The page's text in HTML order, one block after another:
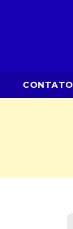
CONTATO